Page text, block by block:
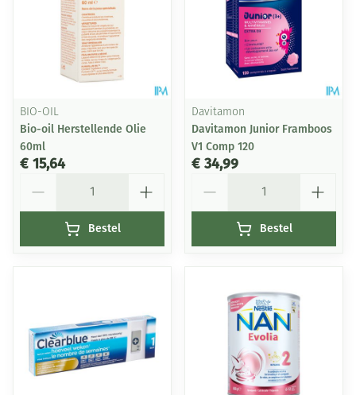
BIO-OIL
Bio-oil Herstellende Olie
60ml
€ 15,64
Bestel
Davitamon
Davitamon Junior Framboos
V1 Comp 120
€ 34,99
Bestel